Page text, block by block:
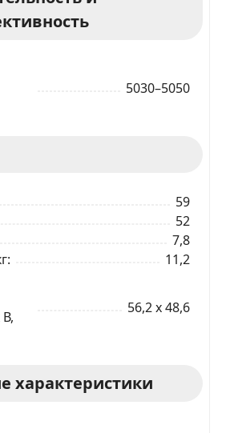
5030–5050
59
52
7,8
11,2
56,2 x 48,6
характеристики
ЗАКАЗАТЬ В 1 КЛИК
на обработку моих персональных